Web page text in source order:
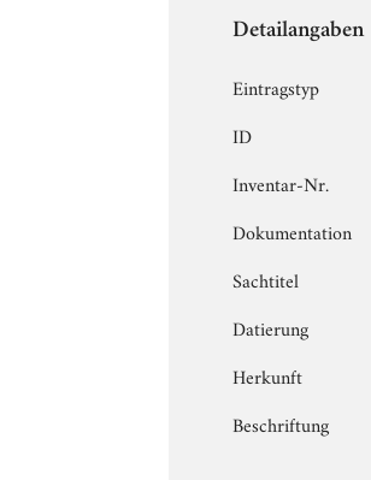
Detailangaben
Eintragstyp
ID
Inventar-Nr.
Dokumentation
Sachtitel
Datierung
Herkunft
Beschriftung